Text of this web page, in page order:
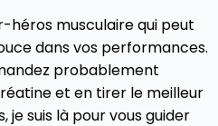
héros musculaire qui peut
dans vos performances.
probablement
et en tirer le meilleur
je suis là pour vous guider